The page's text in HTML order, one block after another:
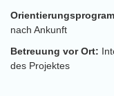
nach Ankunft
Betreuung vor Ort:
des Projektes